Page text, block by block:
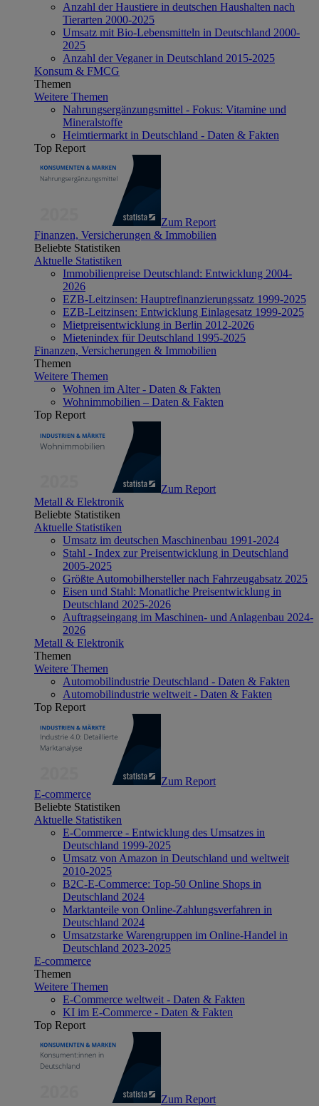
Anzahl der Haustiere in deutschen Haushalten nach
Tierarten 2000-2025
Umsatz mit Bio-Lebensmitteln in Deutschland 2000-
2025
Anzahl der Veganer in Deutschland 2015-2025
Konsum & FMCG
Themen
Weitere Themen
Nahrungsergänzungsmittel - Fokus: Vitamine und
Mineralstoffe
Heimtiermarkt in Deutschland - Daten & Fakten
Top Report
Zum Report
Finanzen, Versicherungen & Immobilien
Beliebte Statistiken
Aktuelle Statistiken
Immobilienpreise Deutschland: Entwicklung 2004-
2026
EZB-Leitzinsen: Hauptrefinanzierungssatz 1999-2025
EZB-Leitzinsen: Entwicklung Einlagesatz 1999-2025
Mietpreisentwicklung in Berlin 2012-2026
Mietenindex für Deutschland 1995-2025
Finanzen, Versicherungen & Immobilien
Themen
Weitere Themen
Wohnen im Alter - Daten & Fakten
Wohnimmobilien – Daten & Fakten
Top Report
Zum Report
Metall & Elektronik
Beliebte Statistiken
Aktuelle Statistiken
Umsatz im deutschen Maschinenbau 1991-2024
Stahl - Index zur Preisentwicklung in Deutschland
2005-2025
Größte Automobilhersteller nach Fahrzeugabsatz 2025
Eisen und Stahl: Monatliche Preisentwicklung in
Deutschland 2025-2026
Auftragseingang im Maschinen- und Anlagenbau 2024-
2026
Metall & Elektronik
Themen
Weitere Themen
Automobilindustrie Deutschland - Daten & Fakten
Automobilindustrie weltweit - Daten & Fakten
Top Report
Zum Report
E-commerce
Beliebte Statistiken
Aktuelle Statistiken
E-Commerce - Entwicklung des Umsatzes in
Deutschland 1999-2025
Umsatz von Amazon in Deutschland und weltweit
2010-2025
B2C-E-Commerce: Top-50 Online Shops in
Deutschland 2024
Marktanteile von Online-Zahlungsverfahren in
Deutschland 2024
Umsatzstarke Warengruppen im Online-Handel in
Deutschland 2023-2025
E-commerce
Themen
Weitere Themen
E-Commerce weltweit - Daten & Fakten
KI im E-Commerce - Daten & Fakten
Top Report
Zum Report